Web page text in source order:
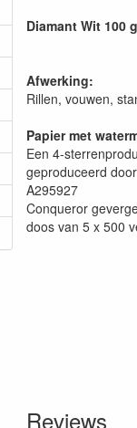
Diamant Wit 100
Afwerking:
Rillen, vouwen,
Papier met
Een 4-
geproduceerd
A295927
Conqueror
doos van 5 x 500
Reviews